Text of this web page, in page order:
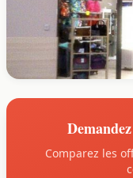
Comparez les